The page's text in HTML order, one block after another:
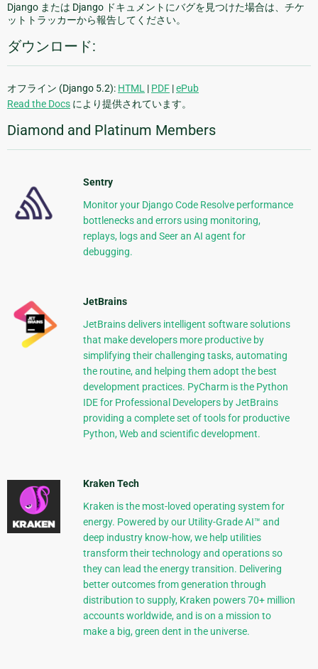
Django または Django ドキュメントにバグを見つけた場合は、チケ
ットトラッカーから報告してください。
ダウンロード:
オフライン (Django 5.2): HTML | PDF |ePub
Read the Docs により提供されています。
Diamond and Platinum Members
Sentry
Monitor your Django Code Resolve performance
bottlenecks and errors using monitoring,
replays, logs and Seer an AI agent for
debugging.
JetBrains
JetBrains delivers intelligent software solutions
that make developers more productive by
simplifying their challenging tasks, automating
the routine, and helping them adopt the best
development practices. PyCharm is the Python
IDE for Professional Developers by JetBrains
providing a complete set of tools for productive
Python, Web and scientific development.
Kraken Tech
Kraken is the most-loved operating system for
energy. Powered by our Utility-Grade AI™ and
deep industry know-how, we help utilities
transform their technology and operations so
they can lead the energy transition. Delivering
better outcomes from generation through
distribution to supply, Kraken powers 70+ million
accounts worldwide, and is on a mission to
make a big, green dent in the universe.